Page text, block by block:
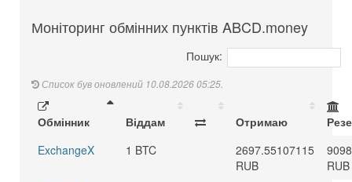
Моніторинг обмінних пунктів ABCD.money
Пошук:
Список був оновлений 10.08.2026 05:25.
Обмінник Віддам Отримаю
ExchangeX
1 BTC
2697.55107115
RUB
RUB